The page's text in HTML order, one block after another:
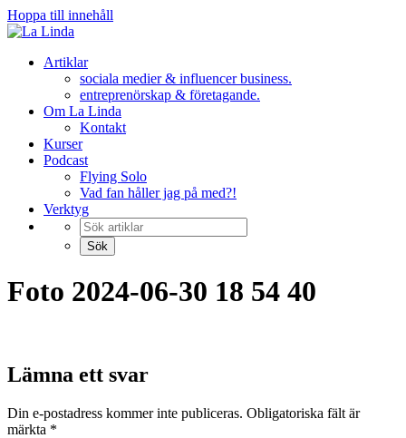
Hoppa till innehåll
Artiklar
sociala medier & influencer business.
entreprenörskap & företagande.
Om La Linda
Kontakt
Kurser
Podcast
Flying Solo
Vad fan håller jag på med?!
Verktyg
Foto 2024-06-30 18 54 40
Lämna ett svar
Din e-postadress kommer inte publiceras. Obligatoriska fält är
märkta *